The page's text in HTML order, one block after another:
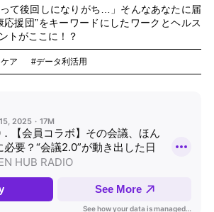
って後回しになりがち…」そんなあなたに届
応援団”をキーワードにしたワークとヘルス
トがここに！？
ア #データ利活用